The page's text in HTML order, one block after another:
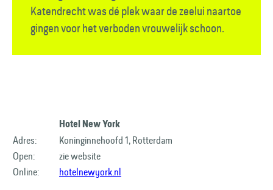
Katendrecht was dé plek waar de zeelui naartoe
gingen voor het verboden vrouwelijk schoon.
Hotel New York
Adres:
Koninginnehoofd 1, Rotterdam
Open:
zie website
Online:
hotelnewyork.nl